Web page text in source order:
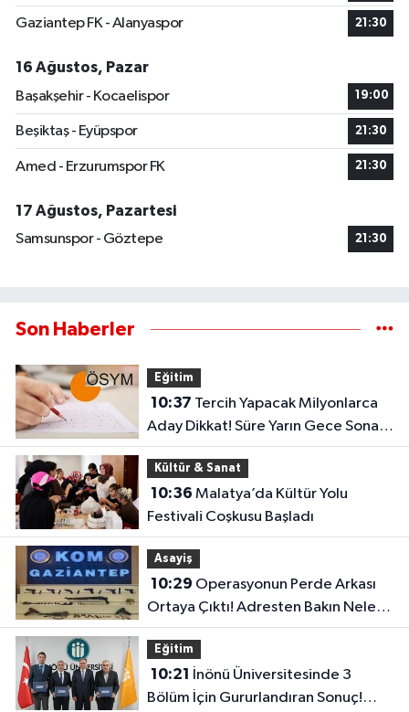
Gaziantep FK - Alanyaspor 21:30
16 Ağustos, Pazar
Başakşehir - Kocaelispor
19:00
Beşiktaş - Eyüpspor 21:30
Amed - Erzurumspor FK 21:30
17 Ağustos, Pazartesi
Samsunspor - Göztepe
21:30
Son Haberler
Eğitim
10:37
Aday Dikkat! Süre Yarın Gece Sona
Eriyor
Kültür & Sanat
10:36
Festivali Coşkusu Başladı
Asayiş
10:29
Ortaya Çıktı! Adresten Bakın Neler
Çıktı
Eğitim
10:21
Bölüm İçin Gururlandıran Sonuç!